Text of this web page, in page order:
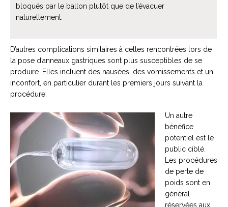
bloqués par le ballon plutôt que de l’évacuer
naturellement.
D’autres complications similaires à celles rencontrées lors de
la pose d’anneaux gastriques sont plus susceptibles de se
produire. Elles incluent des nausées, des vomissements et un
inconfort, en particulier durant les premiers jours suivant la
procédure.
Un autre
bénéfice
potentiel est le
public ciblé.
Les procédures
de perte de
poids sont en
général
réservées aux